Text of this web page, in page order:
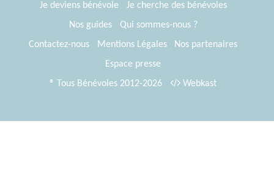
Je deviens bénévole
Je cherche des bénévoles
Nos guides
Qui sommes-nous ?
Contactez-nous
Mentions Légales
Nos partenaires
Espace presse
® Tous Bénévoles 2012-2026
Webkast